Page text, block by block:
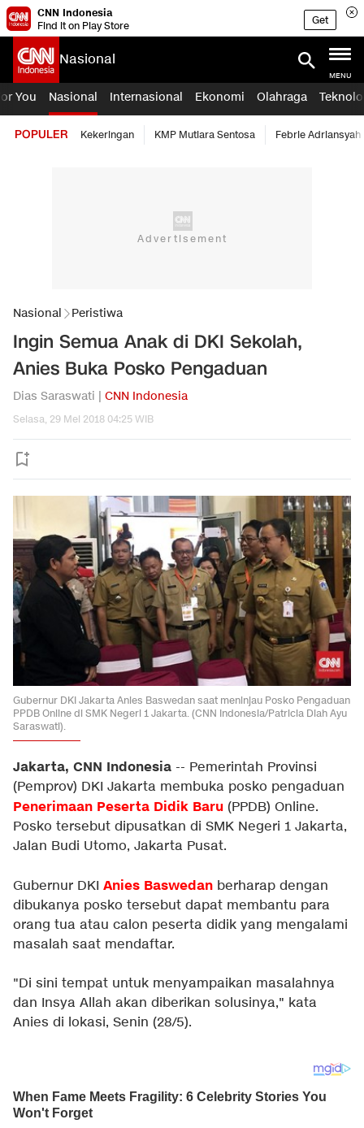
CNN Indonesia
Find it on Play Store
Get
Nasional
MENU
You Nasional Internasional Ekonomi Olahraga
POPULER Kekeringan KMP Mutiara Sentosa Febrie Adriansyah
Nasional Peristiwa
Ingin Semua Anak di DKI Sekolah,
Anies Buka Posko Pengaduan
Dias Saraswati | CNN Indonesia
Selasa, 29 Mei 2018 04:25 WIB
Gubernur DKI Jakarta Anies Baswedan saat meninjau Posko Pengaduan
PPDB Online di SMK Negeri 1 Jakarta. (CNN Indonesia/Patricia Diah Ayu
Saraswati).
Jakarta, CNN Indonesia -- Pemerintah Provinsi
(Pemprov) DKI Jakarta membuka posko pengaduan
Penerimaan Peserta Didik Baru (PPDB) Online.
Posko tersebut dipusatkan di SMK Negeri 1 Jakarta,
Jalan Budi Utomo, Jakarta Pusat.
Gubernur DKI Anies Baswedan berharap dengan
dibukanya posko tersebut dapat membantu para
orang tua atau calon peserta didik yang mengalami
masalah saat mendaftar.
"Di sini tempat untuk menyampaikan masalahnya
dan Insya Allah akan diberikan solusinya," kata
Anies di lokasi, Senin (28/5).